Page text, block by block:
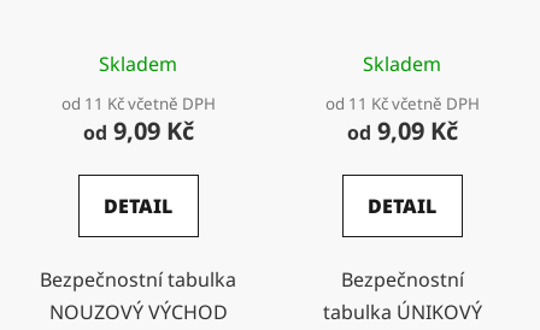
Skladem
od 11 Kč včetně DPH
od 9,09 Kč
DETAIL
Bezpečnostní tabulka
NOUZOVÝ VÝCHOD
Skladem
od 11 Kč včetně DPH
od 9,09 Kč
DETAIL
Bezpečnostní
tabulka ÚNIKOVÝ